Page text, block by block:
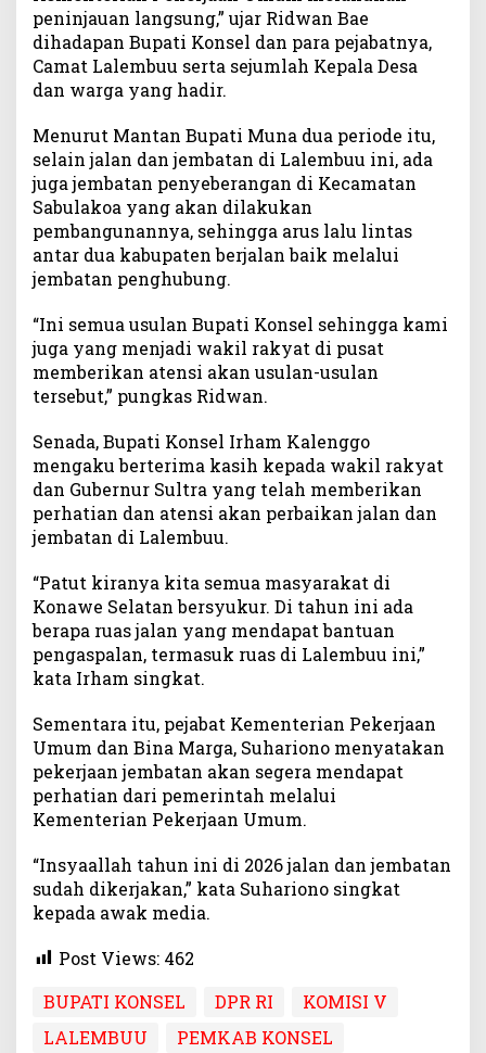
I
n
i
peninjauan langsung,” ujar Ridwan Bae
dihadapan Bupati Konsel dan para pejabatnya,
Camat Lalembuu serta sejumlah Kepala Desa
dan warga yang hadir.
Menurut Mantan Bupati Muna dua periode itu,
selain jalan dan jembatan di Lalembuu ini, ada
juga jembatan penyeberangan di Kecamatan
Sabulakoa yang akan dilakukan
pembangunannya, sehingga arus lalu lintas
antar dua kabupaten berjalan baik melalui
jembatan penghubung.
“Ini semua usulan Bupati Konsel sehingga kami
juga yang menjadi wakil rakyat di pusat
memberikan atensi akan usulan-usulan
tersebut,” pungkas Ridwan.
Senada, Bupati Konsel Irham Kalenggo
mengaku berterima kasih kepada wakil rakyat
dan Gubernur Sultra yang telah memberikan
perhatian dan atensi akan perbaikan jalan dan
jembatan di Lalembuu.
“Patut kiranya kita semua masyarakat di
Konawe Selatan bersyukur. Di tahun ini ada
berapa ruas jalan yang mendapat bantuan
pengaspalan, termasuk ruas di Lalembuu ini,”
kata Irham singkat.
Sementara itu, pejabat Kementerian Pekerjaan
Umum dan Bina Marga, Suhariono menyatakan
pekerjaan jembatan akan segera mendapat
perhatian dari pemerintah melalui
Kementerian Pekerjaan Umum.
“Insyaallah tahun ini di 2026 jalan dan jembatan
sudah dikerjakan,” kata Suhariono singkat
kepada awak media.
Post Views: 462
BUPATI KONSEL
DPR RI
KOMISI V
LALEMBUU
PEMKAB KONSEL